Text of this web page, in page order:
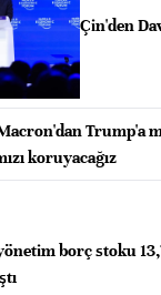
Çin'den
Trump'a
koruyacağız
borç stoku